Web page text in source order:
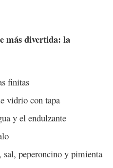
más divertida: la
finitas
vidrio con tapa
y el endulzante
sal, peperoncino y pimienta